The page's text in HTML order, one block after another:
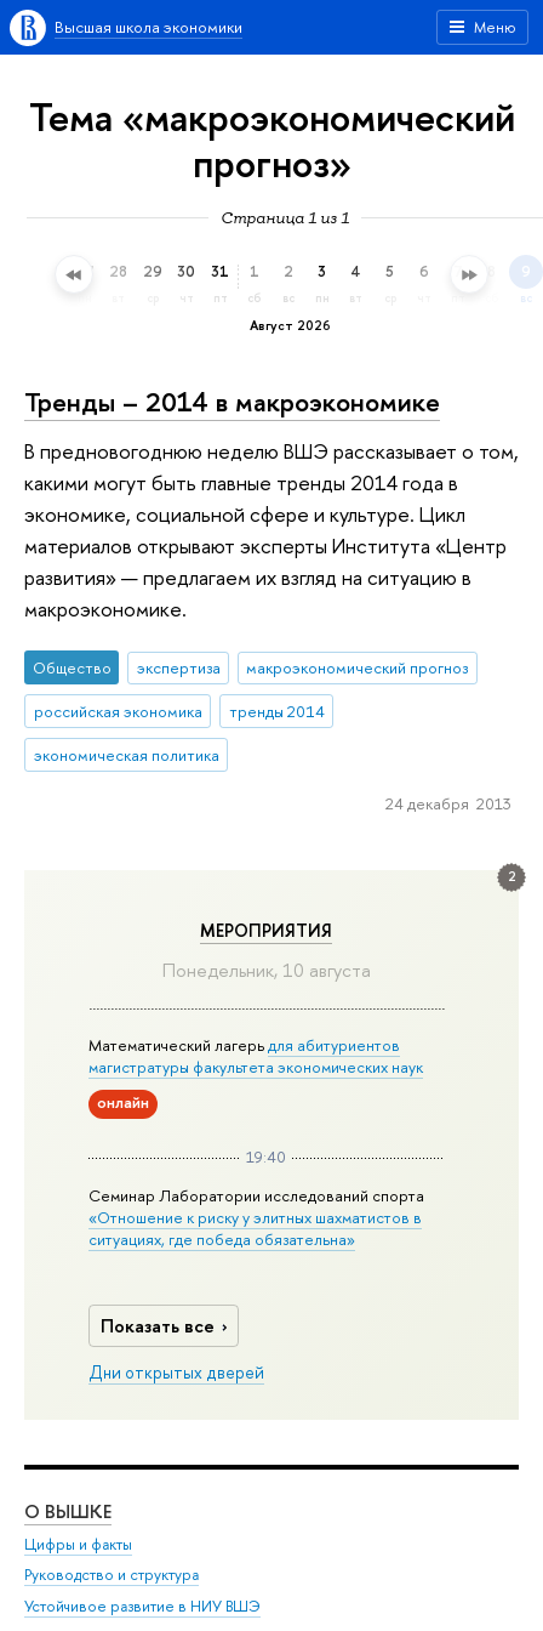
Меню
Высшая школа экономики
Тема «макроэкономический
прогноз»
Страница 1 из 1
27 28 29 30
чт
31
пт
Август 2026
1
сб
2
вс
3
пн
4
вт
5 6 7 9
вс
2
МЕРОПРИЯТИЯ
Понедельник, 10 августа
Математический лагерьдля абитуриентов
магистратуры факультета экономических наук
онлайн
19:40
Семинар Лаборатории исследований спорта
«Отношение к риску у элитных шахматистов в
ситуациях, где победа обязательна»
Показать все
Дни открытых дверей
Тренды – 2014 в макроэкономике
В предновогоднюю неделю ВШЭ рассказывает о том,
какими могут быть главные тренды 2014 года в
экономике, социальной сфере и культуре. Цикл
материалов открывают эксперты Института «Центр
развития» — предлагаем их взгляд на ситуацию в
макроэкономике.
Общество экспертиза
макроэкономический прогноз
российская экономика
тренды 2014
экономическая политика
24 декабря 2013
О ВЫШКЕ
Цифры и факты
Руководство и структура
Устойчивое развитие в НИУ ВШЭ